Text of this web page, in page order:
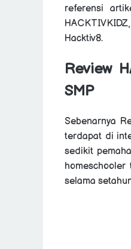
referensi
Hacktiv8.
Review
SMP
Sebenarnya
terdapat di
sedikit
selama